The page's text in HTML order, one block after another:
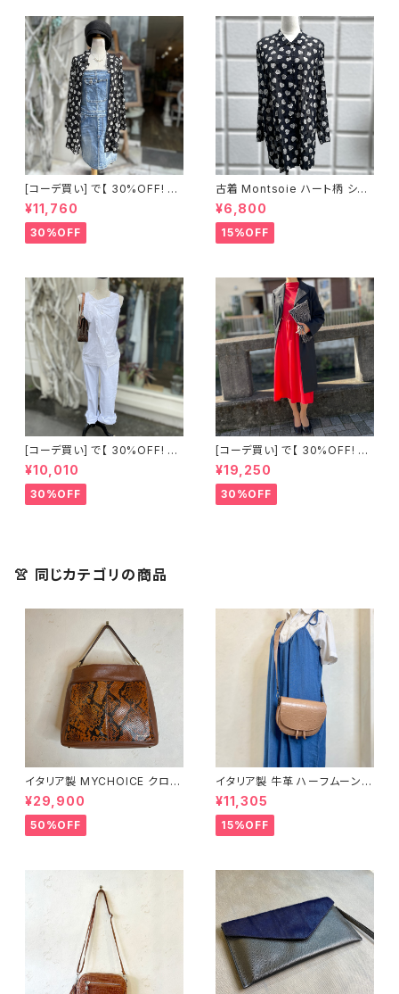
[コーデ買い] で【 30%OFF! 】2
点 ショート丈 デニム サロペット
スカート + 古着 Montsoie ハ
ート柄 シアーシャツ ブラック
¥11,760
30%OFF
古着 Montsoie ハート柄 シア
ーシャツ ブラック
¥6,800
15%OFF
[コーデ買い] で【 30%OFF! 】2
点 古着 Chloe ホワイト レース
ノースリーブ + ホワイトデニム
ストレッチ ストレート パンツ
¥10,010
30%OFF
[コーデ買い] で【 30%OFF! 】2
点 フランス古着 レッドライン 切
り替えワンピース + フランス古
着 TERGAL ブラック コート
¥19,250
30%OFF
👚 同じカテゴリの商品
イタリア製 MYCHOICE クロコ
柄 ブラウン 2WAY バッグ
¥29,900
50%OFF
イタリア製 牛革 ハーフムーン
ショルダーバッグ＜ピンクベージ
ュ＞
¥11,305
15%OFF